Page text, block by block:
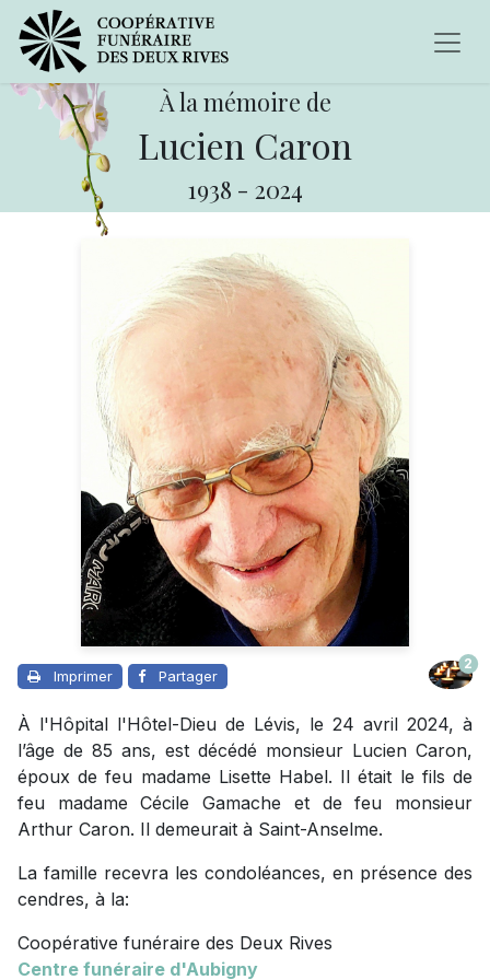
À la mémoire de
Lucien Caron
1938 - 2024
Imprimer Partager
2
À l'Hôpital l'Hôtel-Dieu de Lévis, le 24 avril 2024, à
l’âge de 85 ans, est décédé monsieur Lucien Caron,
époux de feu madame Lisette Habel. Il était le fils de
feu madame Cécile Gamache et de feu monsieur
Arthur Caron. Il demeurait à Saint-Anselme.
La famille recevra les condoléances, en présence des
cendres, à la:
Coopérative funéraire des Deux Rives
Centre funéraire d'Aubigny